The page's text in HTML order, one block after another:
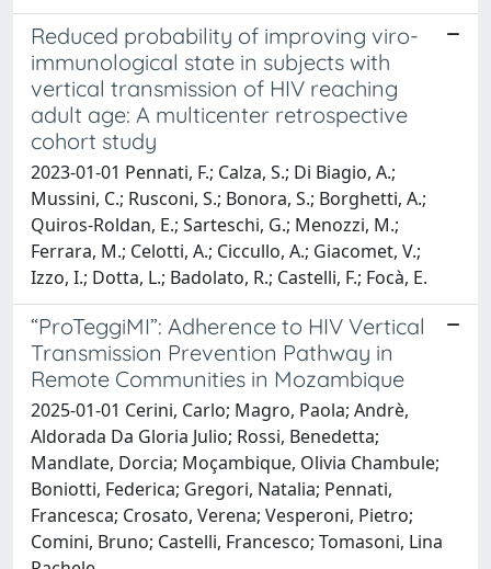
Reduced probability of improving viro-
immunological state in subjects with
vertical transmission of HIV reaching
adult age: A multicenter retrospective
cohort study
2023-01-01 Pennati, F.; Calza, S.; Di Biagio, A.;
Mussini, C.; Rusconi, S.; Bonora, S.; Borghetti, A.;
Quiros-Roldan, E.; Sarteschi, G.; Menozzi, M.;
Ferrara, M.; Celotti, A.; Ciccullo, A.; Giacomet, V.;
Izzo, I.; Dotta, L.; Badolato, R.; Castelli, F.; Focà, E.
“ProTeggiMI”: Adherence to HIV Vertical
Transmission Prevention Pathway in
Remote Communities in Mozambique
2025-01-01 Cerini, Carlo; Magro, Paola; Andrè,
Aldorada Da Gloria Julio; Rossi, Benedetta;
Mandlate, Dorcia; Moçambique, Olivia Chambule;
Boniotti, Federica; Gregori, Natalia; Pennati,
Francesca; Crosato, Verena; Vesperoni, Pietro;
Comini, Bruno; Castelli, Francesco; Tomasoni, Lina